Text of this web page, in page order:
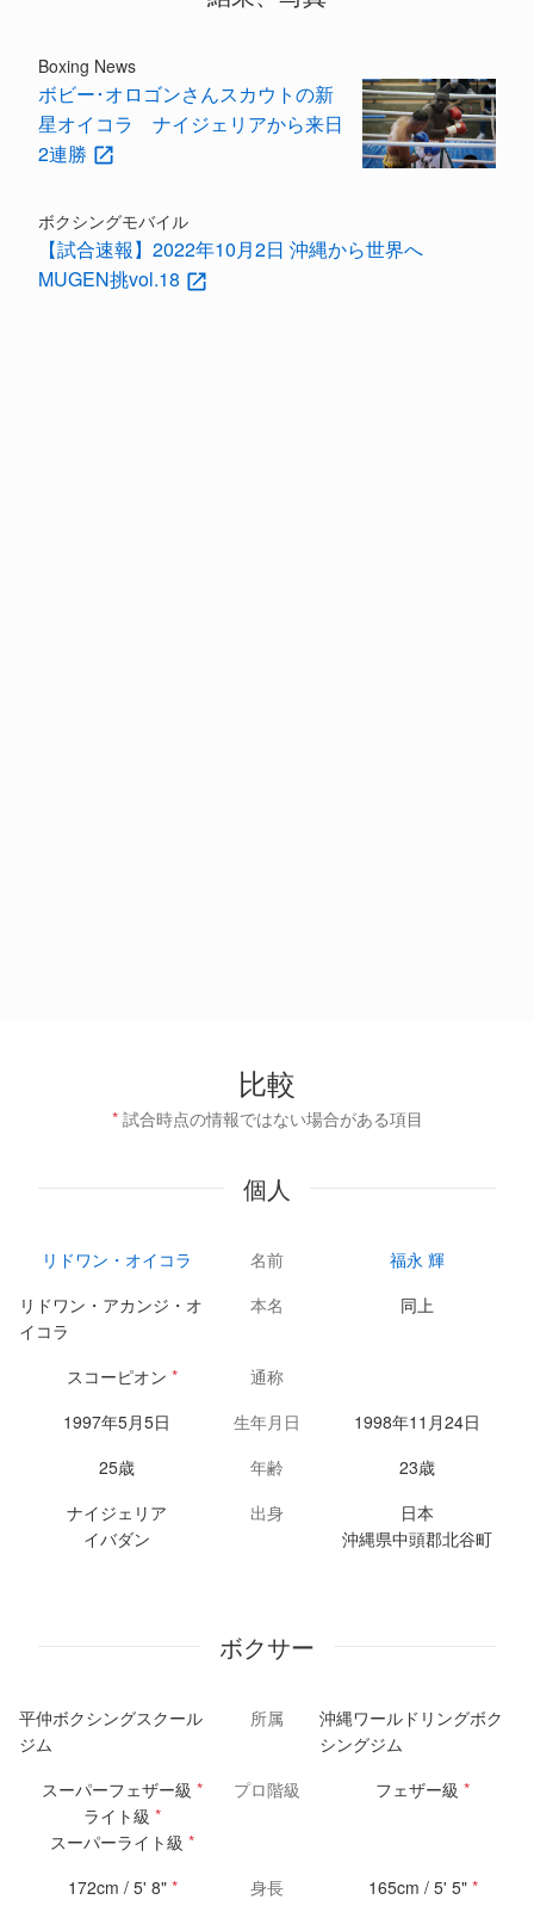
Boxing News
ボビー･オロゴンさんスカウトの新
星オイコラ ナイジェリアから来日
2連勝
ボクシングモバイル
【試合速報】2022年10月2日 沖縄から世界へ
MUGEN挑vol.18
比較
* 試合時点の情報ではない場合がある項目
個人
リドワン・オイコラ 名前
福永 輝
リドワン・アカンジ・オ
イコラ
本名 同上
スコーピオン *
通称
1997年5月5日
生年月日
1998年11月24日
25歳
年齢
23歳
ナイジェリア
イバダン
出身
日本
沖縄県中頭郡北谷町
ボクサー
平仲ボクシングスクール
ジム
所属
沖縄ワールドリングボク
シングジム
スーパーフェザー級 *
ライト級 *
スーパーライト級 *
プロ階級 フェザー級 *
172cm / 5' 8" * 身長 165cm / 5' 5" *